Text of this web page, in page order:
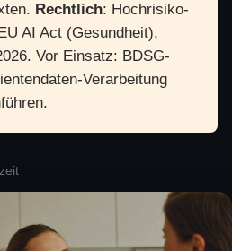
Rechtlich: Hochrisiko-
AI Act (Gesundheit),
Vor Einsatz: BDSG-
Verarbeitung